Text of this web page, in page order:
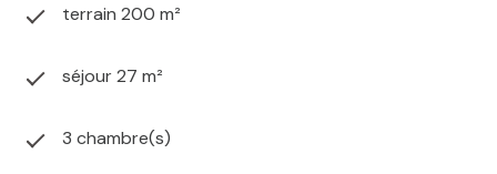
terrain 200 m²
séjour 27 m²
3 chambre(s)